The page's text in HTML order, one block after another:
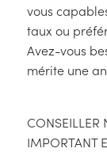
vous
taux ou
Avez-vous
mérite une
CONSEILLER
IMPORTANT